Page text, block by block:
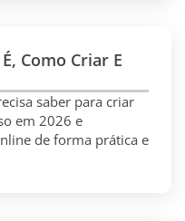
Como Criar E
saber para criar
em 2026 e
de forma prática e